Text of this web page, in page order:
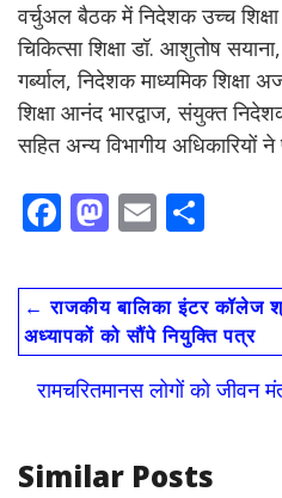
वर्चुअल बैठक में निदेशक उच्च
चिकित्सा शिक्षा डॉ. आशुतोष
गर्ब्याल, निदेशक माध्यमिक
शिक्षा आनंद भारद्वाज, संयुक्त
सहित अन्य विभागीय अधिकारियों ने
F
e
b
o
o
M
to
d
o
n
E
ai
l
ar
e
← राजकीय बालिका इंटर कॉलेज
अध्यापकों को सौंपे नियुक्ति पत्र
रामचरितमानस लोगों को जीवन
Similar Posts